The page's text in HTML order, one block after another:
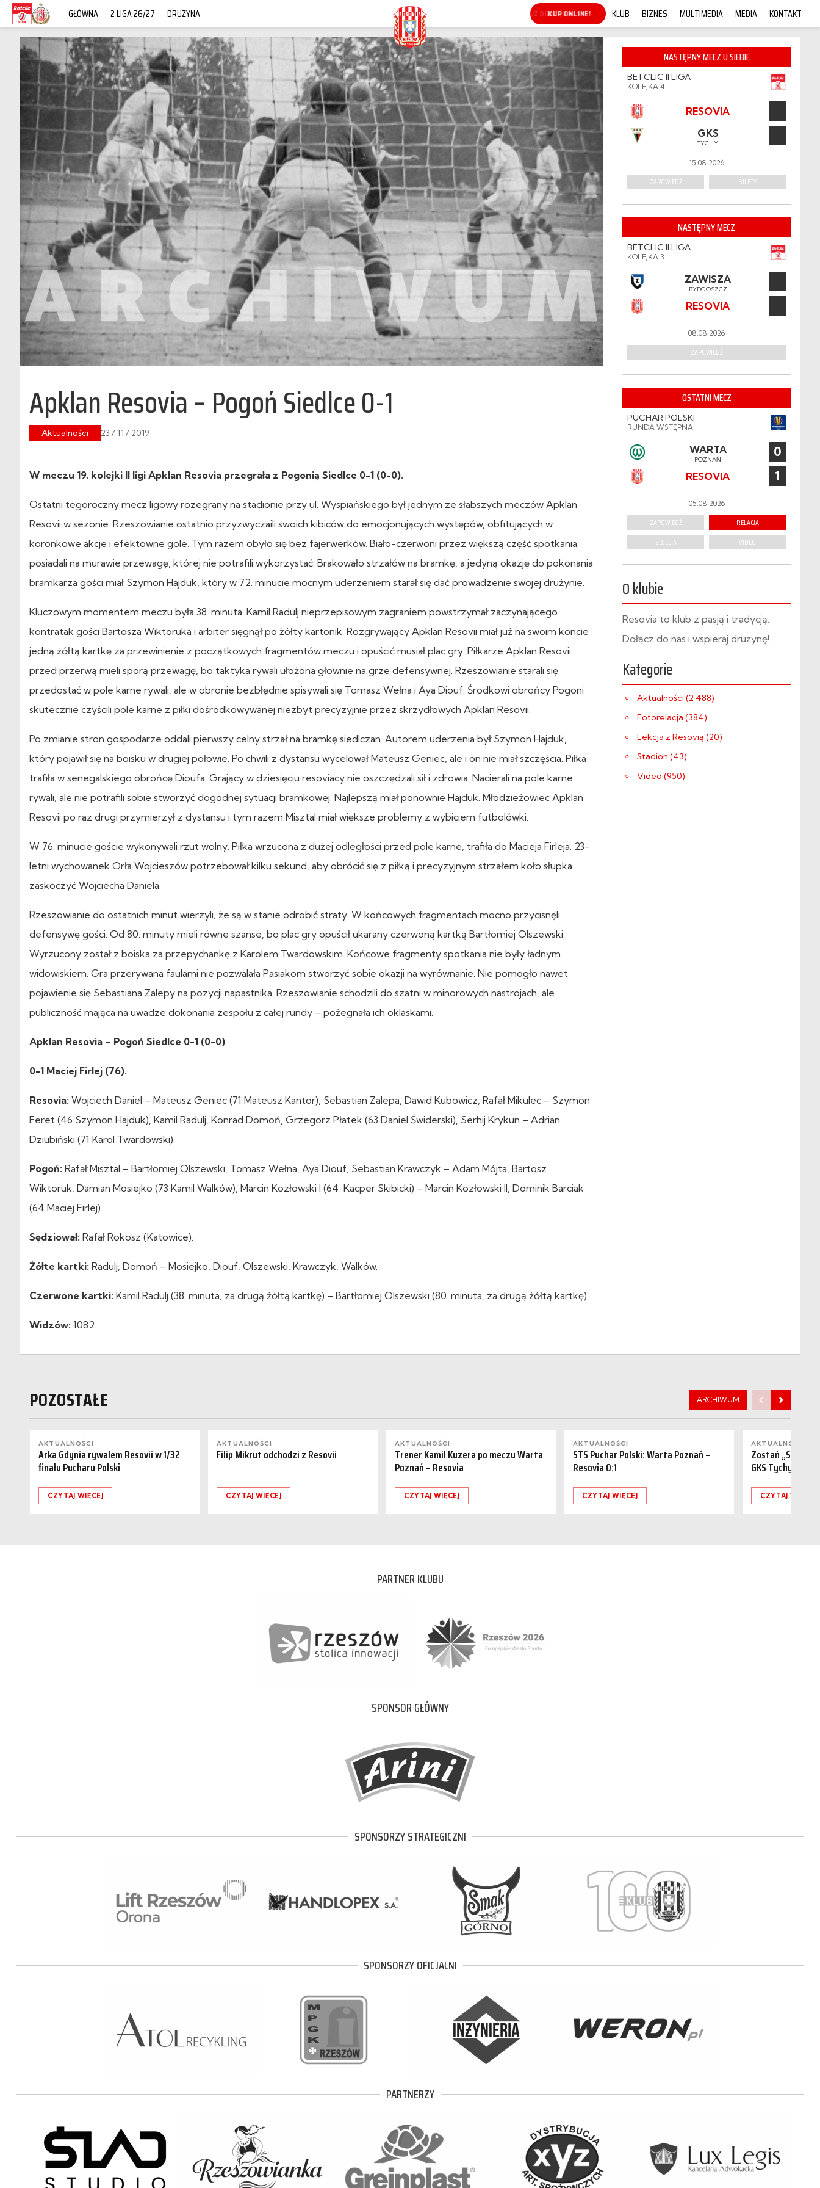
GŁÓWNA 2 LIGA 26/27 DRUŻYNA KUP ONLINE! KLUB BIZNES MULTIMEDIA MEDIA KONTAKT
Apklan Resovia – Pogoń Siedlce 0-1
Aktualności 23 / 11 / 2019
W meczu 19. kolejki II ligi Apklan Resovia przegrała z Pogonią Siedlce 0-1 (0-0).
Ostatni tegoroczny mecz ligowy rozegrany na stadionie przy ul. Wyspiańskiego był jednym ze słabszych meczów Apklan
Resovii w sezonie. Rzeszowianie ostatnio przyzwyczaili swoich kibiców do emocjonujących występów, obfitujących w
koronkowe akcje i efektowne gole. Tym razem obyło się bez fajerwerków. Biało-czerwoni przez większą część spotkania
posiadali na murawie przewagę, której nie potrafili wykorzystać. Brakowało strzałów na bramkę, a jedyną okazję do pokonania
bramkarza gości miał Szymon Hajduk, który w 72. minucie mocnym uderzeniem starał się dać prowadzenie swojej drużynie.
Kluczowym momentem meczu była 38. minuta. Kamil Radulj nieprzepisowym zagraniem powstrzymał zaczynającego
kontratak gości Bartosza Wiktoruka i arbiter sięgnął po żółty kartonik. Rozgrywający Apklan Resovii miał już na swoim koncie
jedną żółtą kartkę za przewinienie z początkowych fragmentów meczu i opuścić musiał plac gry. Piłkarze Apklan Resovii
przed przerwą mieli sporą przewagę, bo taktyka rywali ułożona głownie na grze defensywnej. Rzeszowianie starali się
przedostać w pole karne rywali, ale w obronie bezbłędnie spisywali się Tomasz Wełna i Aya Diouf. Środkowi obrońcy Pogoni
skutecznie czyścili pole karne z piłki dośrodkowywanej niezbyt precyzyjnie przez skrzydłowych Apklan Resovii.
Po zmianie stron gospodarze oddali pierwszy celny strzał na bramkę siedlczan. Autorem uderzenia był Szymon Hajduk,
który pojawił się na boisku w drugiej połowie. Po chwili z dystansu wycelował Mateusz Geniec, ale i on nie miał szczęścia. Piłka
trafiła w senegalskiego obrońcę Dioufa. Grający w dziesięciu resoviacy nie oszczędzali sił i zdrowia. Nacierali na pole karne
rywali, ale nie potrafili sobie stworzyć dogodnej sytuacji bramkowej. Najlepszą miał ponownie Hajduk. Młodzieżowiec Apklan
Resovii po raz drugi przymierzył z dystansu i tym razem Misztal miał większe problemy z wybiciem futbolówki.
W 76. minucie goście wykonywali rzut wolny. Piłka wrzucona z dużej odległości przed pole karne, trafiła do Macieja Firleja. 23-
letni wychowanek Orła Wojcieszów potrzebował kilku sekund, aby obrócić się z piłką i precyzyjnym strzałem koło słupka
zaskoczyć Wojciecha Daniela.
Rzeszowianie do ostatnich minut wierzyli, że są w stanie odrobić straty. W końcowych fragmentach mocno przycisnęli
defensywę gości. Od 80. minuty mieli równe szanse, bo plac gry opuścił ukarany czerwoną kartką Bartłomiej Olszewski.
Wyrzucony został z boiska za przepychankę z Karolem Twardowskim. Końcowe fragmenty spotkania nie były ładnym
widowiskiem. Gra przerywana faulami nie pozwalała Pasiakom stworzyć sobie okazji na wyrównanie. Nie pomogło nawet
pojawienie się Sebastiana Zalepy na pozycji napastnika. Rzeszowianie schodzili do szatni w minorowych nastrojach, ale
publiczność mająca na uwadze dokonania zespołu z całej rundy – pożegnała ich oklaskami.
Apklan Resovia – Pogoń Siedlce 0-1 (0-0)
0-1 Maciej Firlej (76).
Resovia: Wojciech Daniel – Mateusz Geniec (71 Mateusz Kantor), Sebastian Zalepa, Dawid Kubowicz, Rafał Mikulec – Szymon
Feret (46 Szymon Hajduk), Kamil Radulj, Konrad Domoń, Grzegorz Płatek (63 Daniel Świderski), Serhij Krykun – Adrian
Dziubiński (71 Karol Twardowski).
Pogoń: Rafał Misztal – Bartłomiej Olszewski, Tomasz Wełna, Aya Diouf, Sebastian Krawczyk – Adam Mójta, Bartosz
Wiktoruk, Damian Mosiejko (73 Kamil Walków), Marcin Kozłowski I (64 Kacper Skibicki) – Marcin Kozłowski II, Dominik Barciak
(64 Maciej Firlej).
Sędziował: Rafał Rokosz (Katowice).
Żółte kartki: Radulj, Domoń – Mosiejko, Diouf, Olszewski, Krawczyk, Walków.
Czerwone kartki: Kamil Radulj (38. minuta, za drugą żółtą kartkę) – Bartłomiej Olszewski (80. minuta, za drugą żółtą kartkę).
Widzów: 1082.
NASTĘPNY MECZ U SIEBIE
BETCLIC II LIGA
KOLEJKA 4
RESOVIA
GKS
TYCHY
15.08.2026
ZAPOWIEDŹ BILETY
NASTĘPNY MECZ
BETCLIC II LIGA
KOLEJKA 3
ZAWISZA
BYDGOSZCZ
RESOVIA
08.08.2026
ZAPOWIEDŹ
OSTATNI MECZ
PUCHAR POLSKI
RUNDA WSTĘPNA
WARTA
POZNAŃ 0
RESOVIA 1
05.08.2026
ZAPOWIEDŹ
RELACJA
ZDJĘCIA
VIDEO
O klubie
Resovia to klub z pasją i tradycją.
Dołącz do nas i wspieraj drużynę!
Kategorie
Aktualności (2 488)
Fotorelacja (384)
Lekcja z Resovią (20)
Stadion (43)
Video (950)
POZOSTAŁE ARCHIWUM
AKTUALNOŚCI
Arka Gdynia rywalem Resovii w 1/32
finału Pucharu Polski
CZYTAJ WIĘCEJ
AKTUALNOŚCI
Filip Mikrut odchodzi z Resovii
CZYTAJ WIĘCEJ
AKTUALNOŚCI
Trener Kamil Kuzera po meczu Warta
Poznań – Resovia
CZYTAJ WIĘCEJ
AKTUALNOŚCI
STS Puchar Polski: Warta Poznań –
Resovia 0:1
CZYTAJ WIĘCEJ
AKTUALNOŚCI
Zostań
GKS Tychy
CZYTAJ WIĘCEJ
PARTNER KLUBU
SPONSOR GŁÓWNY
SPONSORZY STRATEGICZNI
SPONSORZY OFICJALNI
PARTNERZY